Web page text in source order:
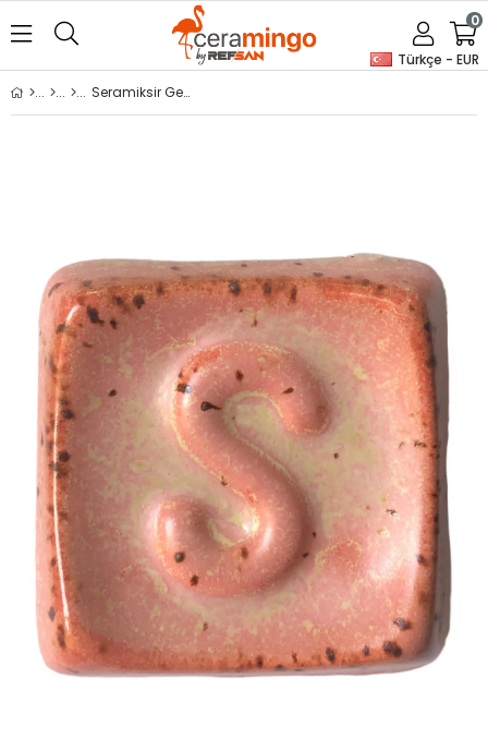
Türkçe - EUR
0
Seramiksir Gemini 175 Gr S 1060